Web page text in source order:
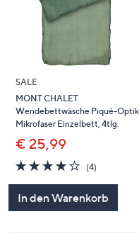
SALE
MONT CHALET
Wendebettwäsche Piqué-Optik
Mikrofaser Einzelbett, 4tlg.
€ 25,99
4.0
von
5
(4)
In den Warenkorb